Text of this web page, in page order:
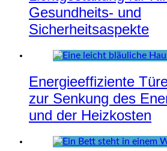
Gesundheits- und
Sicherheitsaspekte
Energieeffiziente
zur Senkung des
und der Heizkosten